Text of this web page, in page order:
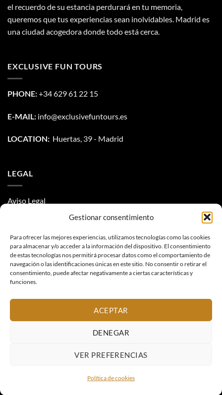
Gestionar consentimiento
Para ofrecer las mejores experiencias, utilizamos tecnologías como las cookies
para almacenar y/o acceder a la información del dispositivo. El consentimiento
de estas tecnologías nos permitirá procesar datos como el comportamiento de
navegación o las identificaciones únicas en este sitio. No consentir o retirar el
consentimiento, puede afectar negativamente a ciertas características y
funciones.
ACEPTAR
DENEGAR
VER PREFERENCIAS
Política de cookies
el recuerdo de su estancia perdurará en tu memoria,
queremos que tus experiencias sean inolvidables. Madrid es
una ciudad acogedora donde todo está cerca.
EXCLUSIVE FUN TOURS
PHONE:+34 629 61 22 15
E-MAIL: info@exclusivefuntours.es
LOCATION: Huertas, 39 - Madrid
LEGAL
Aviso Legal
Condiciones y privacidad
Política de Cookies
American
Copyright 2026 ©Iniciativas Especiales